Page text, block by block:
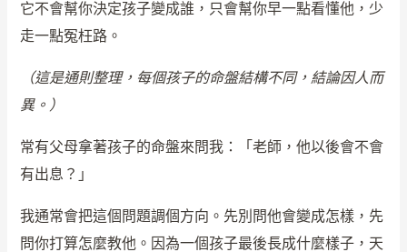
它不會幫你決定孩子變成誰，只會幫你早一點看懂他，少
走一點冤枉路。
（這是通則整理，每個孩子的命盤結構不同，結論因人而
異。）
常有父母拿著孩子的命盤來問我：「老師，他以後會不會
有出息？」
我通常會把這個問題調個方向。先別問他會變成怎樣，先
問你打算怎麼教他。因為一個孩子最後長成什麼樣子，天